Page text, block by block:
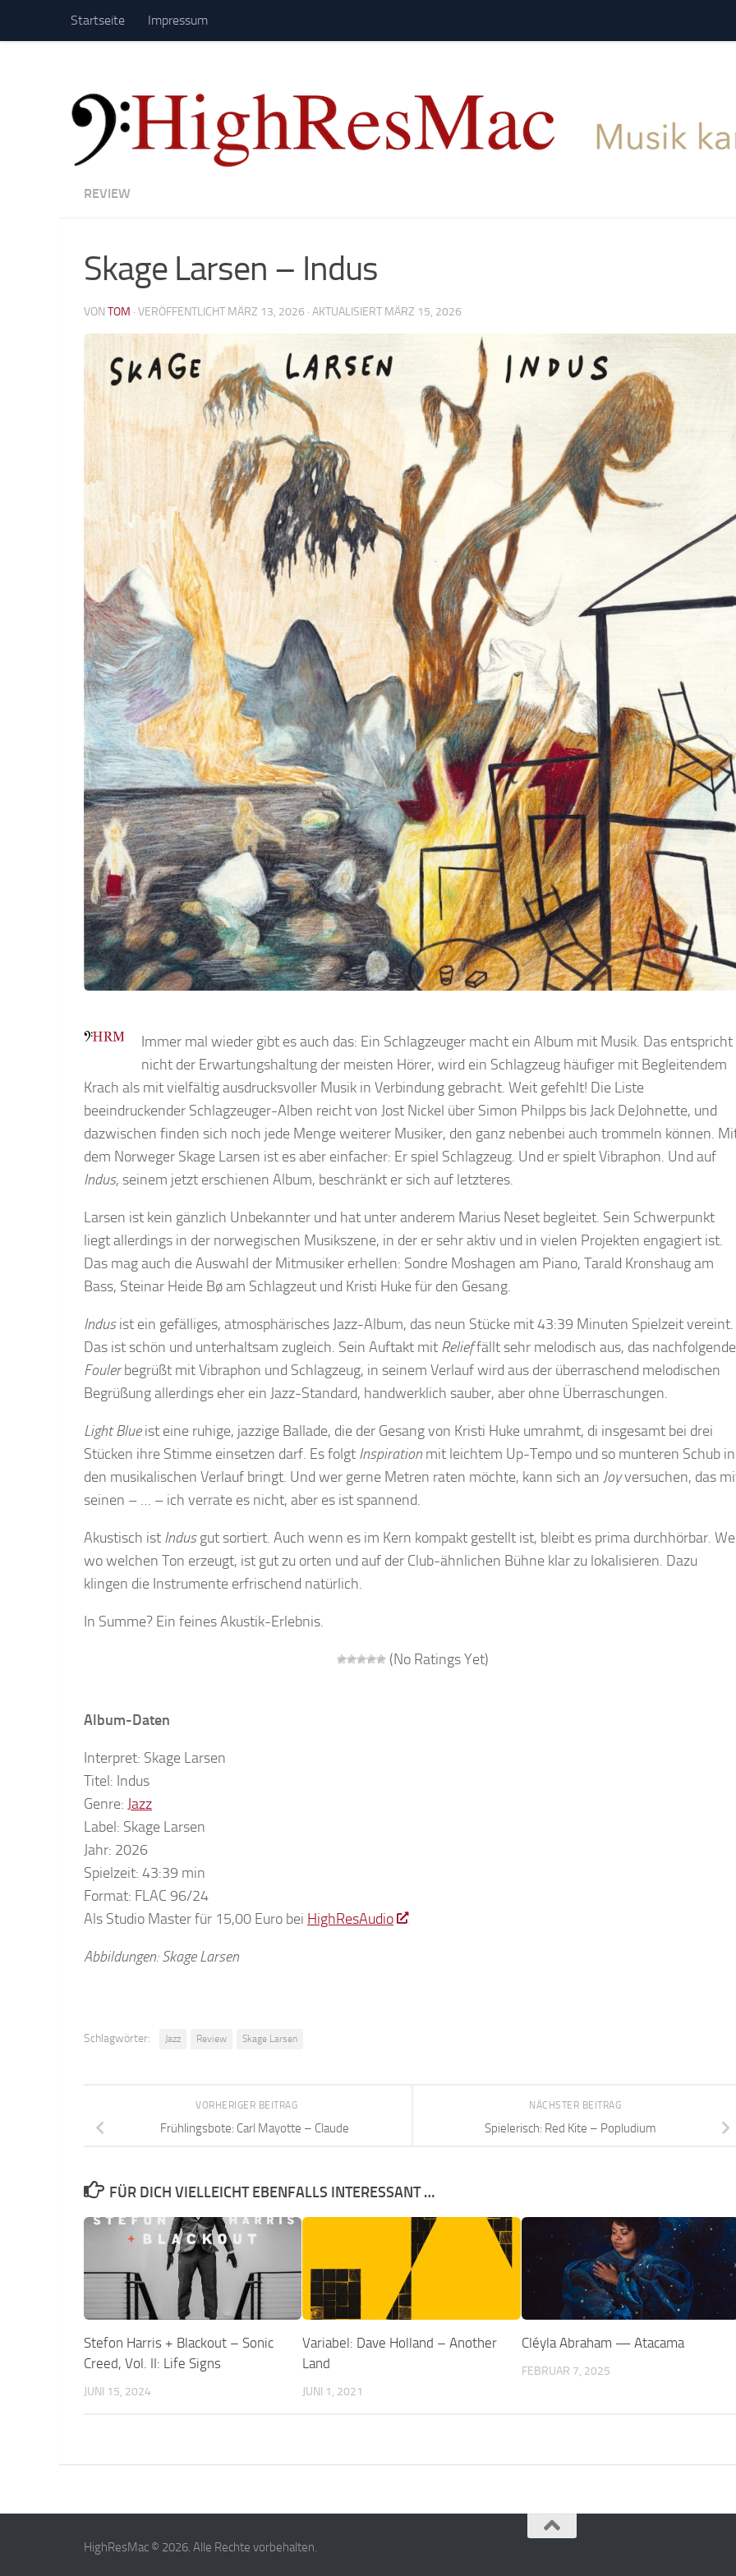
Zum Inhalt springen
Startseite Impressum
REVIEW
Skage Larsen – Indus
VON TOM · VERÖFFENTLICHT MÄRZ 13, 2026 · AKTUALISIERT MÄRZ 15, 2026
Immer mal wieder gibt es auch das: Ein Schlagzeuger macht ein Album mit Musik. Das entspricht
nicht der Erwartungshaltung der meisten Hörer, wird ein Schlagzeug häufiger mit Begleitendem
Krach als mit vielfältig ausdrucksvoller Musik in Verbindung gebracht. Weit gefehlt! Die Liste
beeindruckender Schlagzeuger-Alben reicht von Jost Nickel über Simon Philpps bis Jack DeJohnette, und
dazwischen finden sich noch jede Menge weiterer Musiker, den ganz nebenbei auch trommeln können.
dem Norweger Skage Larsen ist es aber einfacher: Er spiel Schlagzeug. Und er spielt Vibraphon. Und auf
Indus, seinem jetzt erschienen Album, beschränkt er sich auf letzteres.
Larsen ist kein gänzlich Unbekannter und hat unter anderem Marius Neset begleitet. Sein Schwerpunkt
liegt allerdings in der norwegischen Musikszene, in der er sehr aktiv und in vielen Projekten engagiert ist.
Das mag auch die Auswahl der Mitmusiker erhellen: Sondre Moshagen am Piano, Tarald Kronshaug am
Bass, Steinar Heide Bø am Schlagzeut und Kristi Huke für den Gesang.
Indusist ein gefälliges, atmosphärisches Jazz-Album, das neun Stücke mit 43:39 Minuten Spielzeit vereint.
Das ist schön und unterhaltsam zugleich. Sein Auftakt mit Relieffällt sehr melodisch aus, das nachfolgende
Foulerbegrüßt mit Vibraphon und Schlagzeug, in seinem Verlauf wird aus der überraschend melodischen
Begrüßung allerdings eher ein Jazz-Standard, handwerklich sauber, aber ohne Überraschungen.
Light Blueist eine ruhige, jazzige Ballade, die der Gesang von Kristi Huke umrahmt, di insgesamt bei drei
Stücken ihre Stimme einsetzen darf. Es folgt Inspiration mit leichtem Up-Tempo und so munteren Schub in
den musikalischen Verlauf bringt. Und wer gerne Metren raten möchte, kann sich an Joyversuchen, das
seinen – … – ich verrate es nicht, aber es ist spannend.
Akustisch ist Indusgut sortiert. Auch wenn es im Kern kompakt gestellt ist, bleibt es prima durchhörbar.
wo welchen Ton erzeugt, ist gut zu orten und auf der Club-ähnlichen Bühne klar zu lokalisieren. Dazu
klingen die Instrumente erfrischend natürlich.
In Summe? Ein feines Akustik-Erlebnis.
(No Ratings Yet)
Album-Daten
Interpret: Skage Larsen
Titel: Indus
Genre: Jazz
Label: Skage Larsen
Jahr: 2026
Spielzeit: 43:39 min
Format: FLAC 96/24
Als Studio Master für 15,00 Euro bei HighResAudio
Abbildungen: Skage Larsen
Schlagwörter: Jazz Review Skage Larsen
NÄCHSTER BEITRAG
Spielerisch: Red Kite – Popludium
VORHERIGER BEITRAG
Frühlingsbote: Carl Mayotte – Claude
FÜR DICH VIELLEICHT EBENFALLS INTERESSANT …
Stefon Harris + Blackout – Sonic
Creed, Vol. II: Life Signs
JUNI 15, 2024
Variabel: Dave Holland – Another
Land
JUNI 1, 2021
Cléyla Abraham — Atacama
FEBRUAR 7, 2025
HighResMac © 2026. Alle Rechte vorbehalten.